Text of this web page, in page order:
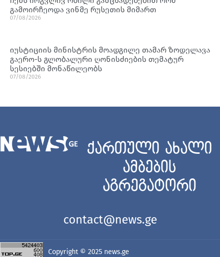
გამოირჩეოდა ვინმე რუსეთის მიმართ
07/08/2026
იუსტიციის მინისტრის მოადგილე თამარ ზოდელავა
გაერო-ს გლობალური ღონისძიების თემატურ
სესიებში მონაწილეობს
07/08/2026
ქართული ახალი
ამბების
აგრეგატორი
contact@news.ge
Copyright © 2025 news.ge